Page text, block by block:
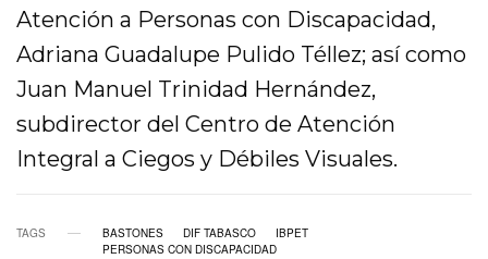
Atención a Personas con Discapacidad,
Adriana Guadalupe Pulido Téllez; así como
Juan Manuel Trinidad Hernández,
subdirector del Centro de Atención
Integral a Ciegos y Débiles Visuales.
TAGS BASTONES DIF TABASCO
IBPET
PERSONAS CON DISCAPACIDAD